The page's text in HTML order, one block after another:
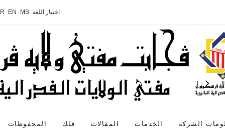
اختيار اللغة: MS
EN
الشركة الخدمات المقالات فلك المحفوظات